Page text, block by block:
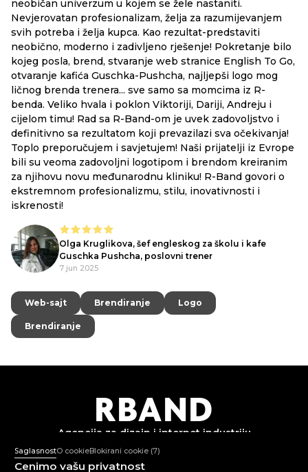
neobičan univerzum u kojem se žele nastaniti.
Nevjerovatan profesionalizam, želja za razumijevanjem
svih potreba i želja kupca. Kao rezultat-predstaviti
neobično, moderno i zadivljeno rješenje! Pokretanje bilo
kojeg posla, brend, stvaranje web stranice English To Go,
otvaranje kafića Guschka-Pushcha, najljepši logo mog
ličnog brenda trenera... sve samo sa momcima iz R-
benda. Veliko hvala i poklon Viktoriji, Dariji, Andreju i
cijelom timu! Rad sa R-Band-om je uvek zadovoljstvo i
definitivno sa rezultatom koji prevazilazi sva očekivanja!
Toplo preporučujem i savjetujem! Naši prijatelji iz Evrope
bili su veoma zadovoljni logotipom i brendom kreiranim
za njihovu novu međunarodnu kliniku! R-Band govori o
ekstremnom profesionalizmu, stilu, inovativnosti i
iskrenosti!
Olga Kruglikova, šef engleskog za školu i kafe
Guschka Pushcha, poslovni trener
7 jun 2025
Web-sajt
Web-sajt Brendiranje
Brendiranje Logo
Logo
Brendiranje
Brendiranje
RBAND
Agencija za dizajn i internet industriju
+382 67 362 999
SaglasnostO cookieBlokirani cookie (7)
Cenimo vašu privatnost